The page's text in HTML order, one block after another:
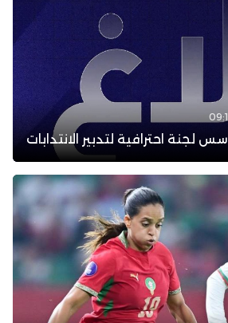
لجنة احترافية لتدبير الانتدابات